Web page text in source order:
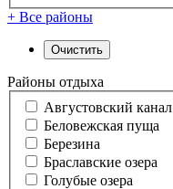
+ Все районы
Районы отдыха
Августовский канал
Беловежская пуща
Березина
Браславские озера
Голубые озера